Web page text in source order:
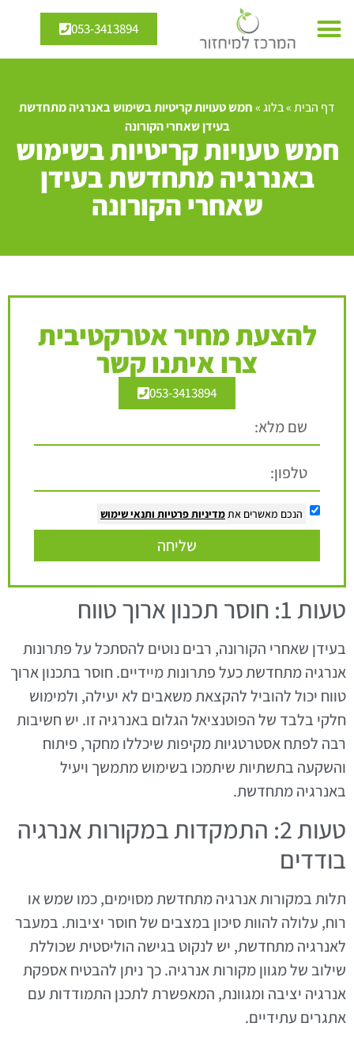
053-3413894
דף הבית»בלוג»חמש טעויות קריטיות בשימוש באנרגיה מתחדשת
בעידן שאחרי הקורונה
חמש טעויות קריטיות בשימוש
באנרגיה מתחדשת בעידן
שאחרי הקורונה
להצעת מחיר אטרקטיבית
צרו איתנו קשר
053-3413894
הנכם מאשרים את מדיניות פרטיות ותנאי שימוש
שליחה
טעות 1: חוסר תכנון ארוך טווח
בעידן שאחרי הקורונה, רבים נוטים להסתכל על פתרונות
אנרגיה מתחדשת כעל פתרונות מיידיים. חוסר בתכנון ארוך
טווח יכול להוביל להקצאת משאבים לא יעילה, ולמימוש
חלקי בלבד של הפוטנציאל הגלום באנרגיה זו. יש חשיבות
רבה לפתח אסטרטגיות מקיפות שיכללו מחקר, פיתוח
והשקעה בתשתיות שיתמכו בשימוש מתמשך ויעיל
באנרגיה מתחדשת.
טעות 2: התמקדות במקורות אנרגיה
בודדים
תלות במקורות אנרגיה מתחדשת מסוימים, כמו שמש או
רוח, עלולה להוות סיכון במצבים של חוסר יציבות. במעבר
לאנרגיה מתחדשת, יש לנקוט בגישה הוליסטית שכוללת
שילוב של מגוון מקורות אנרגיה. כך ניתן להבטיח אספקת
אנרגיה יציבה ומגוונת, המאפשרת לתכנן התמודדות עם
אתגרים עתידיים.